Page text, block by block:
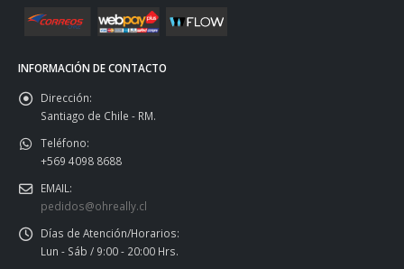
INFORMACIÓN DE CONTACTO
Dirección:
Santiago de Chile - RM.
Teléfono:
+569 4098 8688
EMAIL:
pedidos@ohreally.cl
Días de Atención/Horarios:
Lun - Sáb / 9:00 - 20:00 Hrs.